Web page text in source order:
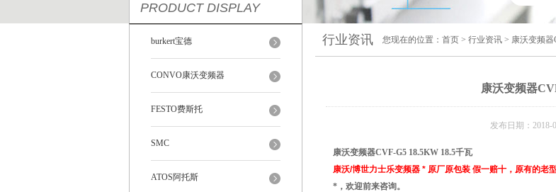
PRODUCT DISPLAY
burkert宝德
CONVO康沃变频器
FESTO费斯托
SMC
ATOS阿托斯
行业资讯 您现在的位置： 首页 > 行业资讯 > 康沃变频器
康沃变频器
发布日期：
康沃变频器CVF-G5 18.5KW 18.5千瓦
康沃/博世力士乐变频器 * 原厂原包装 假一赔十，原有的老
*，欢迎前来咨询。